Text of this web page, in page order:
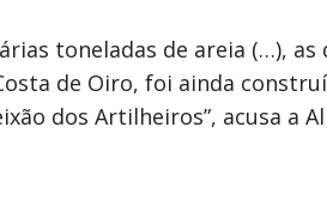
toneladas de areia (…),
de Oiro, foi ainda
dos Artilheiros”, acusa a